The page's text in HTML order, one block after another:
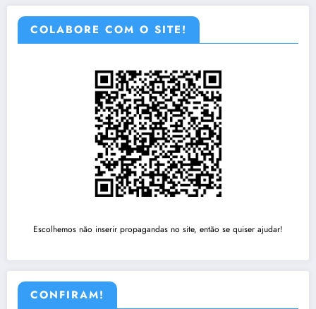
COLABORE COM O SITE!
Escolhemos não inserir propagandas no site, então se quiser ajudar!
CONFIRAM!